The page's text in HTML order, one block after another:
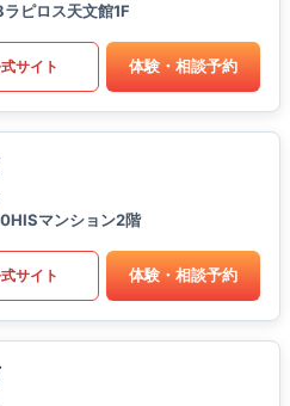
ピロス天文館1F
サイト 体験・相談予約
マンション2階
サイト 体験・相談予約